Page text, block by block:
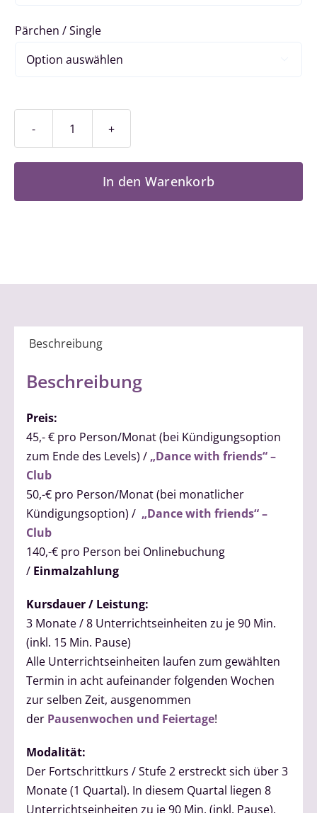
Pärchen / Single
Fortschrittkurs
In den Warenkorb
Beschreibung
Beschreibung
Preis:
45,- € pro Person/Monat (bei Kündigungsoption
zum Ende des Levels) / „Dance with friends“ –
Club
50,-€ pro Person/Monat (bei monatlicher
Kündigungsoption) / „Dance with friends“ –
Club
140,-€ pro Person bei Onlinebuchung
/ Einmalzahlung
Kursdauer / Leistung:
3 Monate / 8 Unterrichtseinheiten zu je 90 Min.
(inkl. 15 Min. Pause)
Alle Unterrichtseinheiten laufen zum gewählten
Termin in acht aufeinander folgenden Wochen
zur selben Zeit, ausgenommen
der Pausenwochen und Feiertage!
Modalität:
Der Fortschrittkurs / Stufe 2 erstreckt sich über 3
Monate (1 Quartal). In diesem Quartal liegen 8
Unterrichtseinheiten zu je 90 Min. (inkl. Pause).